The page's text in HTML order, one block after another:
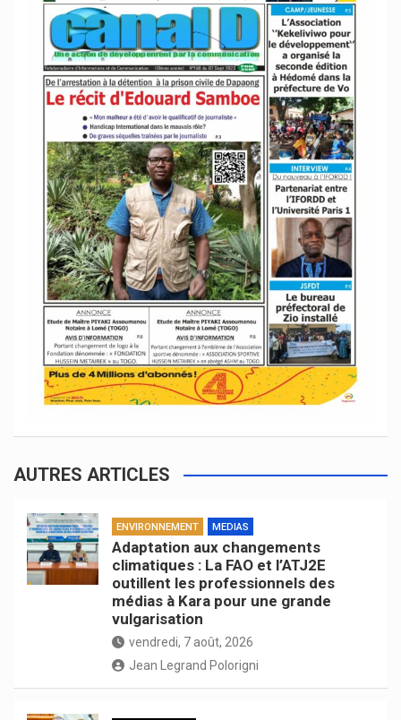
AUTRES ARTICLES
ENVIRONNEMENT MEDIAS
Adaptation aux changements
climatiques : La FAO et l’ATJ2E
outillent les professionnels des
médias à Kara pour une grande
vulgarisation
vendredi, 7 août, 2026
Jean Legrand Polorigni